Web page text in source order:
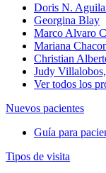
Doris N.
Georgina Blay
Marco Alvaro
Mariana
Christian
Judy
Ver todos los
Nuevos pacientes
Guía para
Tipos de visita